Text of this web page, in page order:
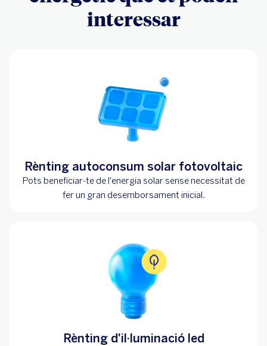
interessar
Rènting autoconsum solar fotovoltaic
Pots beneficiar-te de l'energia solar sense necessitat de
fer un gran desemborsament inicial.
Rènting d'il·luminació led